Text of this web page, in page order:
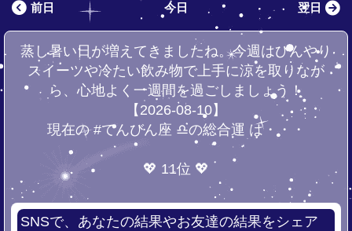
前日 今日 翌日
蒸し暑い日が増えてきましたね。今週はひんやり
スイーツや冷たい飲み物で上手に涼を取りなが
ら、心地よく一週間を過ごしましょう！
【2026-08-10】
現在の #てんびん座 ♎の総合運 は・・・
💖 11位 💖
SNSで、あなたの結果やお友達の結果をシェア